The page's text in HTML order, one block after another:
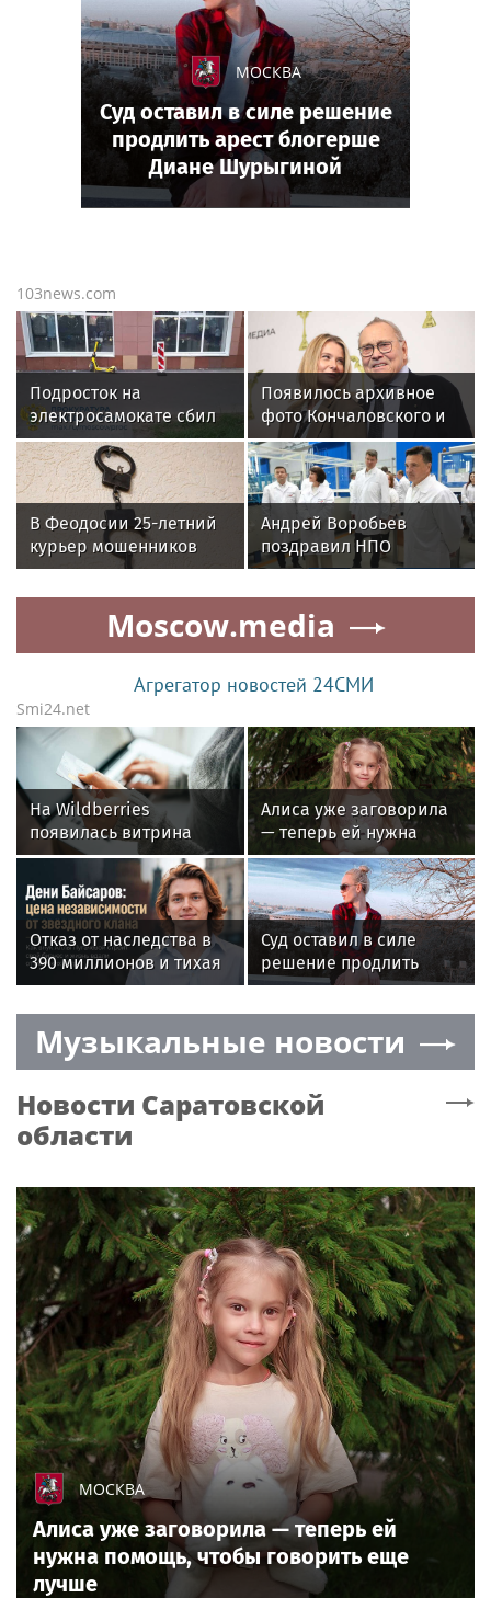
103news.com
Подросток на
электросамокате сбил
трехлетнего ребенка на
востоке Москвы
Появилось архивное
фото Кончаловского и
Высоцкой на отдыхе у
бассейна в Италии
В Феодосии 25-летний
курьер мошенников
похитил у пенсионера
1,8 млн рублей
Андрей Воробьев
поздравил НПО
«Энергомаш» с 80-
летием и вручил
награды
Moscow.media
Агрегатор новостей 24СМИ
Smi24.net
На Wildberries
появилась витрина
мебели Hoff
Алиса уже заговорила
— теперь ей нужна
помощь, чтобы
говорить еще лучше
Отказ от наследства в
390 миллионов и тихая
жизнь в Москве: как
внук Аллы Пугачевой,
оставшийся в России
Суд оставил в силе
решение продлить
арест блогерше Диане
Музыкальные новости
Новости Саратовской
области
МОСКВА
Алиса уже заговорила — теперь ей
нужна помощь, чтобы говорить еще
лучше
МОСКВА
Суд оставил в силе решение
продлить арест блогерше
Диане Шурыгиной